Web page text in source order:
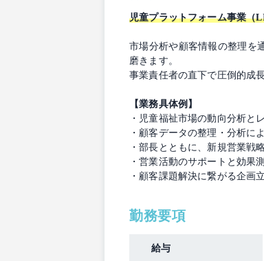
児童プラットフォーム事業（
市場分析や顧客情報の整理を
磨きます。
事業責任者の直下で圧倒的成
【業務具体例】
・児童福祉市場の動向分析と
・顧客データの整理・分析に
・部長とともに、新規営業戦
・営業活動のサポートと効果
・顧客課題解決に繋がる企画
勤務要項
給与